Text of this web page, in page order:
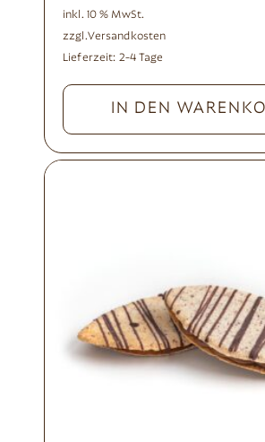
inkl. 10 % MwSt.
zzgl.Versandkosten
Lieferzeit: 2-4 Tage
IN DEN